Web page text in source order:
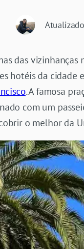
das
hotéis da
. A famosa
com um
o melhor da